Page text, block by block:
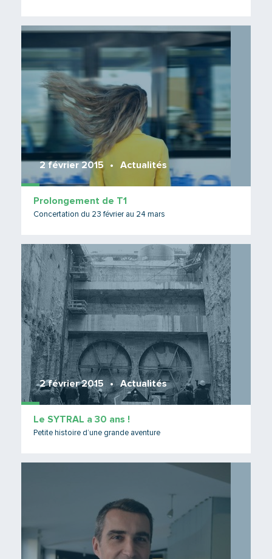
2 février 2015 Actualités
Prolongement de T1
Concertation du 23 février au 24 mars
2 février 2015 Actualités
Le SYTRAL a 30 ans !
Petite histoire d’une grande aventure